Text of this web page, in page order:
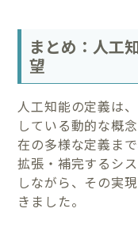
まとめ：人工
望
人工知能の定義は
している動的な概
在の多様な定義ま
拡張・補完するシ
しながら、その実
きました。